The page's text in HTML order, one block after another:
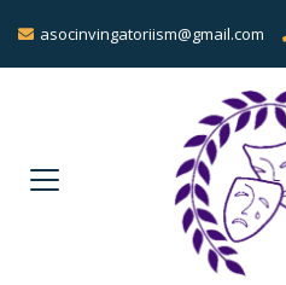
asocinvingatoriism@gmail.com